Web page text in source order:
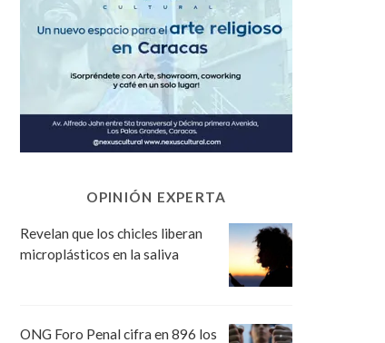
OPINIÓN EXPERTA
Revelan que los chicles liberan
microplásticos en la saliva
ONG Foro Penal cifra en 896 los